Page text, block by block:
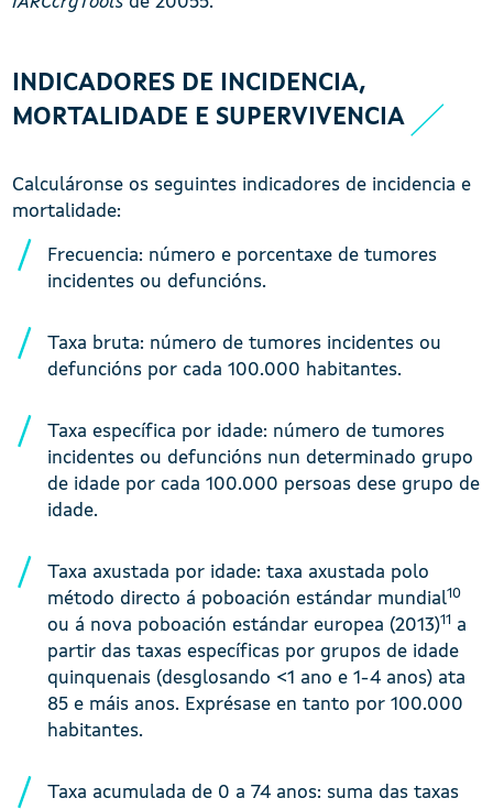
INDICADORES DE INCIDENCIA,
MORTALIDADE E SUPERVIVENCIA
Calculáronse os seguintes indicadores de incidencia e
mortalidade:
Frecuencia: número e porcentaxe de tumores
incidentes ou defuncións.
Taxa bruta: número de tumores incidentes ou
defuncións por cada 100.000 habitantes.
Taxa específica por idade: número de tumores
incidentes ou defuncións nun determinado grupo
de idade por cada 100.000 persoas dese grupo de
idade.
Taxa axustada por idade: taxa axustada polo
método directo á poboación estándar mundial10
ou á nova poboación estándar europea (2013)11 a
partir das taxas específicas por grupos de idade
quinquenais (desglosando <1 ano e 1-4 anos) ata
85 e máis anos. Exprésase en tanto por 100.000
habitantes.
Taxa acumulada de 0 a 74 anos: suma das taxas